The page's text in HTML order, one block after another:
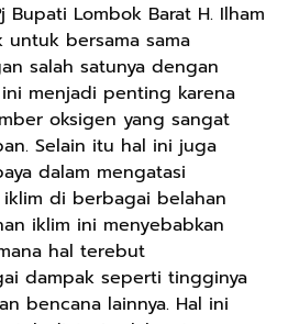
Bupati Lombok Barat H. Ilham
untuk bersama sama
salah satunya dengan
menjadi penting karena
oksigen yang sangat
Selain itu hal ini juga
dalam mengatasi
di berbagai belahan
iklim ini menyebabkan
hal terebut
dampak seperti tingginya
bencana lainnya. Hal ini